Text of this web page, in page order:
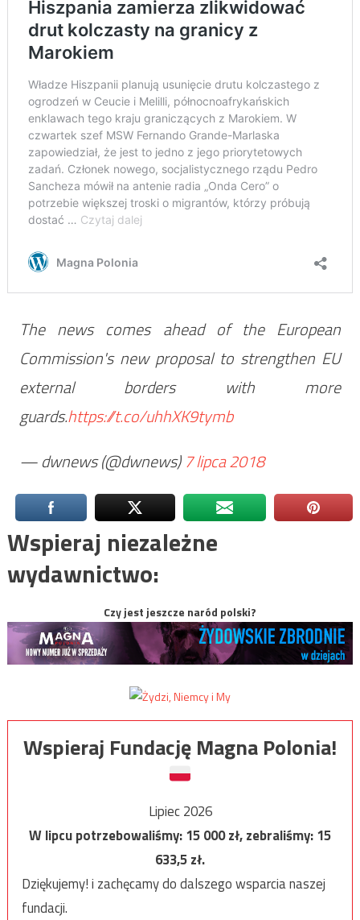
The news comes ahead of the European
Commission's new proposal to strengthen EU
external borders with more
guards.https://t.co/uhhXK9tymb
— dwnews (@dwnews)7 lipca 2018
Wspieraj niezależne
wydawnictwo:
Czy jest jeszcze naród polski?
Wspieraj Fundację Magna Polonia!
Lipiec 2026
W lipcu potrzebowaliśmy:15 000zł, zebraliśmy:15
633,5zł.
Dziękujemy! i zachęcamy do dalszego wsparcia naszej
fundacji.